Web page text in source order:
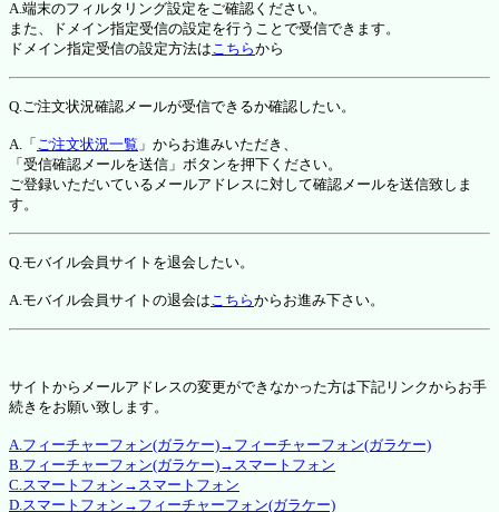
A.端末のフィルタリング設定をご確認ください。
また、ドメイン指定受信の設定を行うことで受信できます。
ドメイン指定受信の設定方法はこちらから
Q.ご注文状況確認メールが受信できるか確認したい。
A.「 ご注文状況一覧 」からお進みいただき、
「受信確認メールを送信」ボタンを押下ください。
ご登録いただいているメールアドレスに対して確認メールを送信致しま
す。
Q.モバイル会員サイトを退会したい。
A.モバイル会員サイトの退会はこちらからお進み下さい。
サイトからメールアドレスの変更ができなかった方は下記リンクからお手
続きをお願い致します。
A.フィーチャーフォン(ガラケー)→フィーチャーフォン(ガラケー)
B.フィーチャーフォン(ガラケー)→スマートフォン
C.スマートフォン→スマートフォン
D.スマートフォン→フィーチャーフォン(ガラケー)